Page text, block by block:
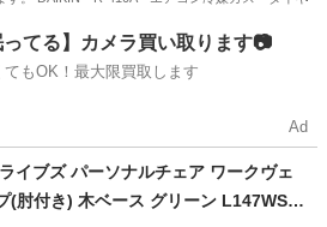
季節、空調家電
ってる】カメラ買い取ります📷
てもOK！最大限買取します
Ad
イブズ パーソナルチェア ワークヴェ
付き) 木ベース グリーン L147WS F